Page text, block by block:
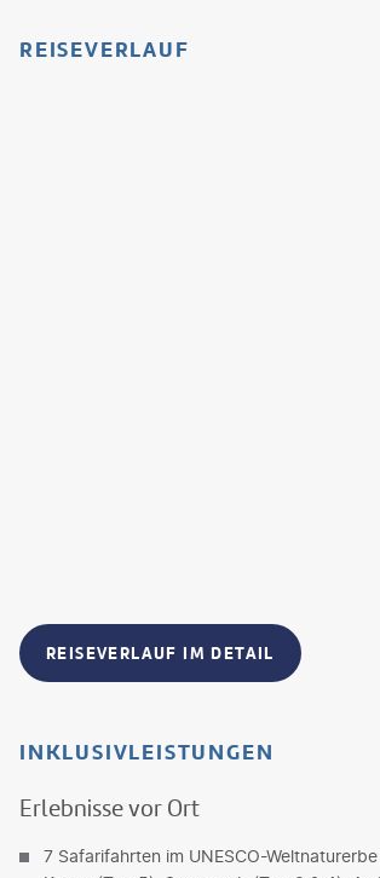
REISEVERLAUF
REISEVERLAUF IM DETAIL
INKLUSIVLEISTUNGEN
Erlebnisse vor Ort
7 Safarifahrten im UNESCO-